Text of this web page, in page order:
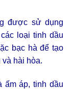
được sử dụng
loại tinh dầu
bạc hà để tạo
hài hòa.
ấm áp, tinh dầu